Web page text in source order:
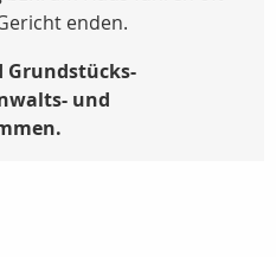
enden.
Grundstücks-
und